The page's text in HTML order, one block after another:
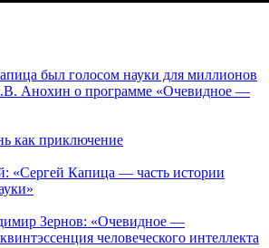
был голосом науки для миллионов
Анохин о программе «Очевидное —
как приключение
«Сергей Капица — часть истории
Зернов: «Очевидное —
человеческого интеллекта